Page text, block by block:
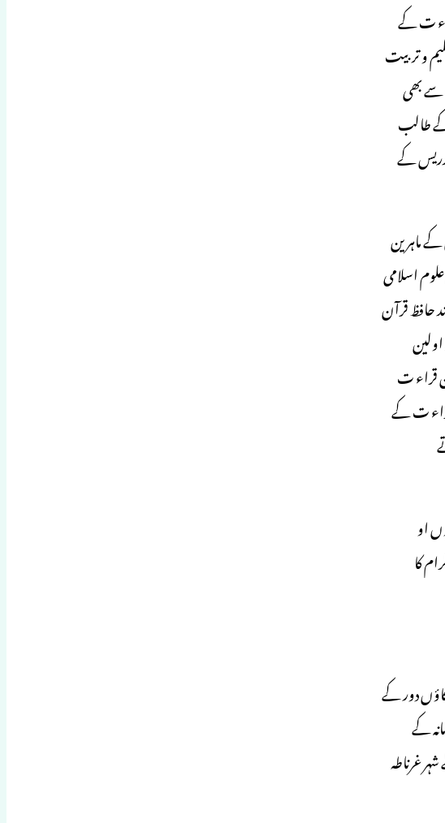
ت کے
و تربیت
سے بھی
طالب
کے
ماہرین
اسلامی
حافظ قرآن
قراء ت
ت کے
او
کا
آپ غرناطہ کے ایک گاؤں دور کے
کے
غرناطہ